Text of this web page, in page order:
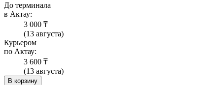
До терминала
в Актау:
3 000 ₸
(13 августа)
Курьером
по Актау:
3 600 ₸
(13 августа)
В корзину